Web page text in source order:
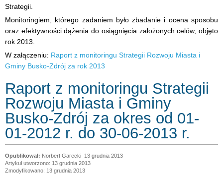
Strategii.
Monitoringiem, którego zadaniem było zbadanie i ocena sposobu
oraz efektywności dążenia do osiągnięcia założonych celów, objęto
rok 2013.
W załączeniu: Raport z monitoringu Strategii Rozwoju Miasta i
Gminy Busko-Zdrój za rok 2013
Raport z monitoringu Strategii
Rozwoju Miasta i Gminy
Busko-Zdrój za okres od 01-
01-2012 r. do 30-06-2013 r.
Norbert Garecki 13 grudnia 2013
Artykuł utworzono: 13 grudnia 2013
Zmodyfikowano: 13 grudnia 2013